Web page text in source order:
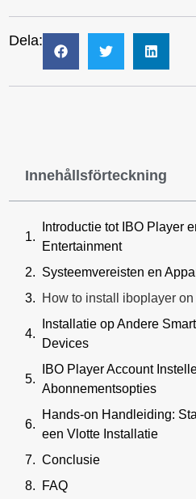
Dela:
Innehållsförteckning
Introductie tot IBO Player
Entertainment
Systeemvereisten en
How to install iboplayer on
Installatie op Andere
Devices
IBO Player Account
Abonnementsopties
Hands-on Handleiding:
een Vlotte Installatie
Conclusie
FAQ